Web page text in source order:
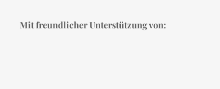
Mit freundlicher Unterstützung von: